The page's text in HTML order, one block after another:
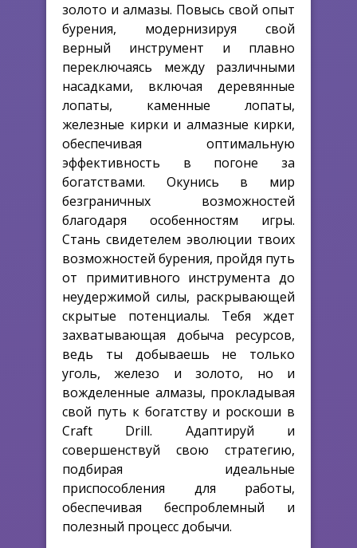
золото и алмазы. Повысь свой опыт
бурения, модернизируя свой
верный инструмент и плавно
переключаясь между различными
насадками, включая деревянные
лопаты, каменные лопаты,
железные кирки и алмазные кирки,
обеспечивая оптимальную
эффективность в погоне за
богатствами. Окунись в мир
безграничных возможностей
благодаря особенностям игры.
Стань свидетелем эволюции твоих
возможностей бурения, пройдя путь
от примитивного инструмента до
неудержимой силы, раскрывающей
скрытые потенциалы. Тебя ждет
захватывающая добыча ресурсов,
ведь ты добываешь не только
уголь, железо и золото, но и
вожделенные алмазы, прокладывая
свой путь к богатству и роскоши в
Craft Drill. Адаптируй и
совершенствуй свою стратегию,
подбирая идеальные
приспособления для работы,
обеспечивая беспроблемный и
полезный процесс добычи.